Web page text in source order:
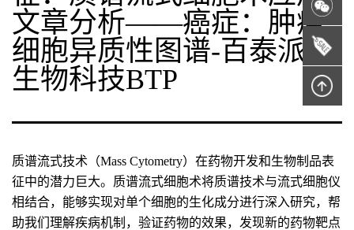
文章分析——癌症：肿瘤
细胞异质性图谱-百泰派克
生物科技BTP
质谱流式技术（Mass Cytometry） 在药物开发和生物制品表
征中的潜力巨大。质谱流式细胞术将质谱技术与流式细胞仪
相结合，能够实现对单个细胞的生化成分进行深入研究，帮
助我们理解疾病机制，验证药物的效果，发现新的药物靶点